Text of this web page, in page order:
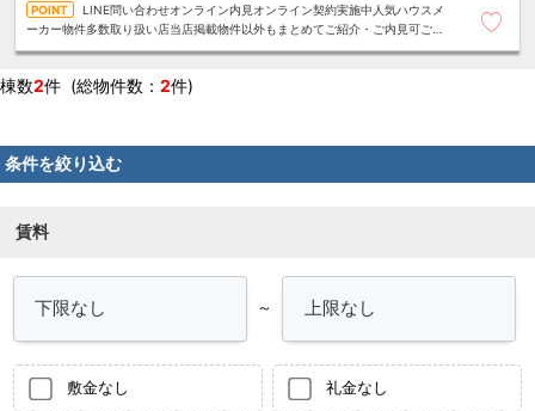
LINE問い合わせオンライン内見オンライン契約実施中人気ハウスメ
ーカー物件多数取り扱い店当店掲載物件以外もまとめてご紹介・ご内見可ご予
棟数2件 (総物件数： 2件)
条件を絞り込む
賃料
～
敷金なし 礼金なし